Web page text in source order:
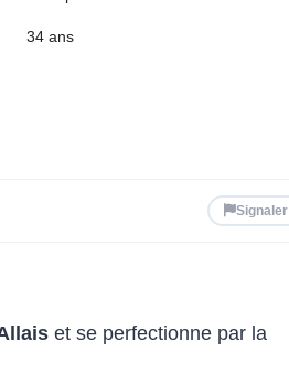
34ans
Signaler
et se perfectionne par la